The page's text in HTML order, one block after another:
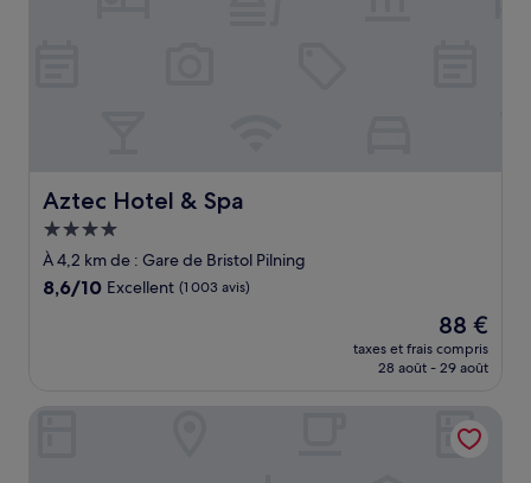
Aztec Hotel & Spa
Aztec Hotel & Spa
Hébergement
4.0 étoiles
À 4,2 km de : Gare de Bristol Pilning
8.6
8,6/10 Excellent (1 003 avis)
Le
nouveau
prix
de
88 €
88 €
taxes et frais compris
28 août - 29 août